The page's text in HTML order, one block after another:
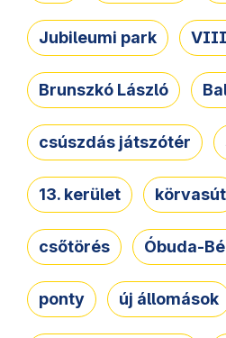
Jubileumi park
Brunszkó László
csúszdás játszótér
13. kerület körvasút
csőtörés Óbuda-
ponty új állomások